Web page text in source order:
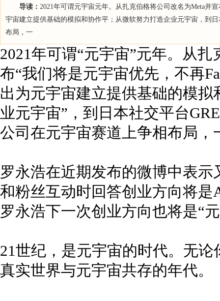
导读： 2021年可谓元宇宙元年。从扎克伯格将公司改名为Meta并
宇宙建立提供基础的模拟和协作平；从微软努力打造企业元宇宙，到
布局，一
2021年可谓“元宇宙”元年。从
布“我们将是元宇宙优先，不再
出为元宇宙建立提供基础的模
业元宇宙”，到日本社交平台
公司在元宇宙赛道上争相布局
罗永浩在近期发布的微博中表
和粉丝互动时回答创业方向将
罗永浩下一次创业方向也将是“
21世纪，是元宇宙的时代。无
真实世界与元宇宙共存的年代。